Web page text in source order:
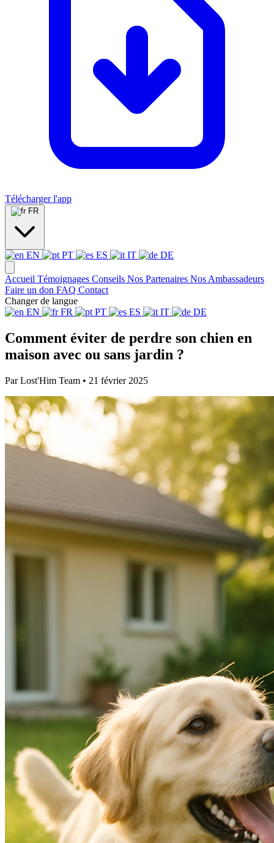
Télécharger l'app
FR
EN PT ES IT DE
Accueil Témoignages Conseils Nos Partenaires Nos Ambassadeurs
Faire un don FAQ Contact
Changer de langue
EN
FR PT ES IT DE
Comment éviter de perdre son chien en
maison avec ou sans jardin ?
Par Lost'Him Team • 21 février 2025